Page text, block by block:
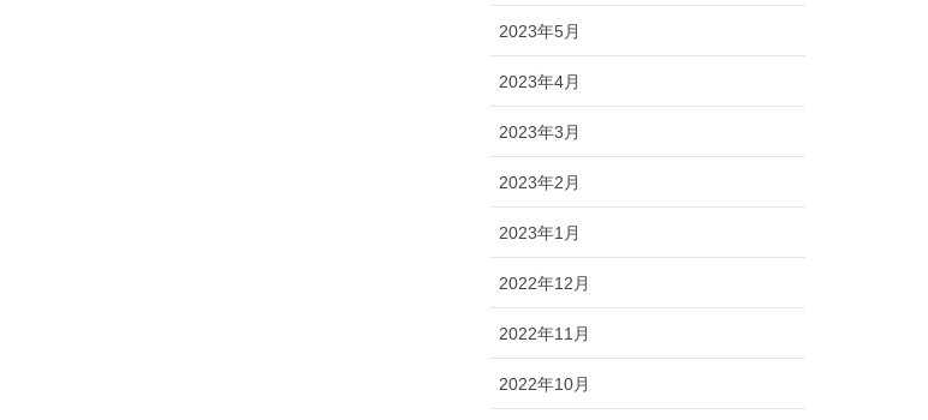
2023年5月
2023年4月
2023年3月
2023年2月
2023年1月
2022年12月
2022年11月
2022年10月